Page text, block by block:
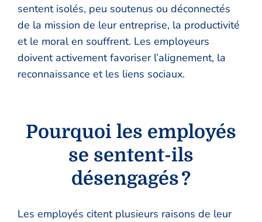
sentent isolés, peu soutenus ou déconnectés
de la mission de leur entreprise, la productivité
et le moral en souffrent. Les employeurs
doivent activement favoriser l’alignement, la
reconnaissance et les liens sociaux.
Pourquoi les employés
se sentent-ils
désengagés ?
Les employés citent plusieurs raisons de leur